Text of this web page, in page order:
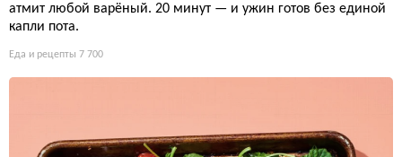
атмит любой варёный. 20 минут — и ужин готов без единой
капли пота.
Еда и рецепты 7 700